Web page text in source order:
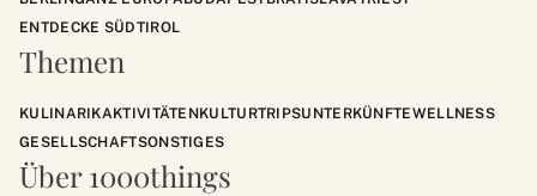
ENTDECKE SÜDTIROL
Themen
KULINARIKAKTIVITÄTENKULTURTRIPSUNTERKÜNFTEWELLNESS
GESELLSCHAFTSONSTIGES
Über 1000things